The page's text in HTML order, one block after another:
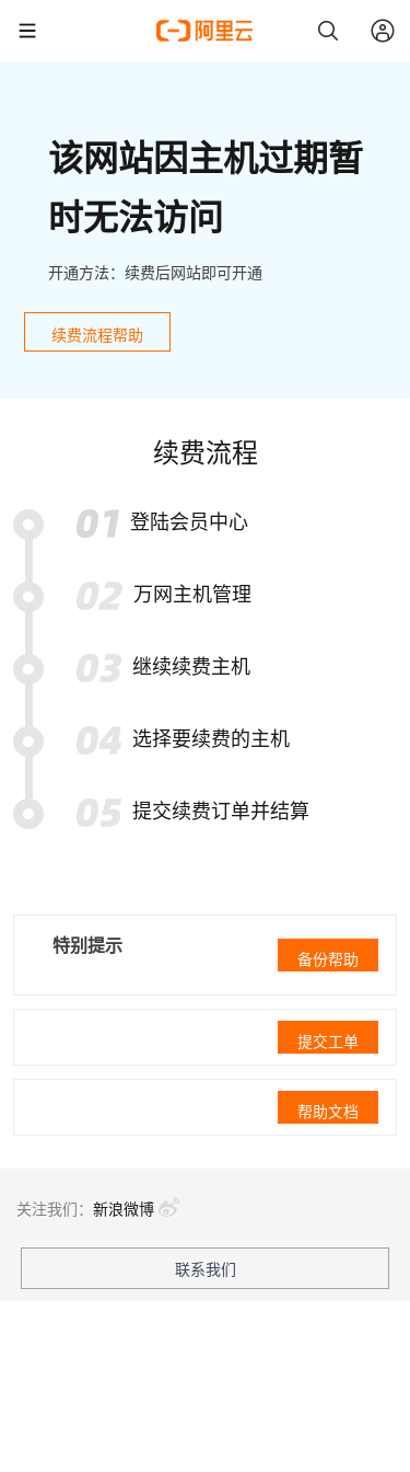
该网站因主机过期暂
时无法访问
开通方法：续费后网站即可开通
续费流程帮助
续费流程
登陆会员中心
万网主机管理
继续续费主机
选择要续费的主机
提交续费订单并结算
特别提示
备份帮助
提交工单
帮助文档